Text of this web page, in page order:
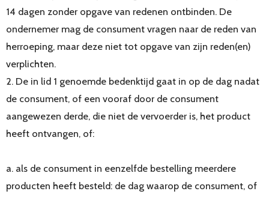
14 dagen zonder opgave van redenen ontbinden. De
ondernemer mag de consument vragen naar de reden van
herroeping, maar deze niet tot opgave van zijn reden(en)
verplichten.
2. De in lid 1 genoemde bedenktijd gaat in op de dag nadat
de consument, of een vooraf door de consument
aangewezen derde, die niet de vervoerder is, het product
heeft ontvangen, of:
a. als de consument in eenzelfde bestelling meerdere
producten heeft besteld: de dag waarop de consument, of